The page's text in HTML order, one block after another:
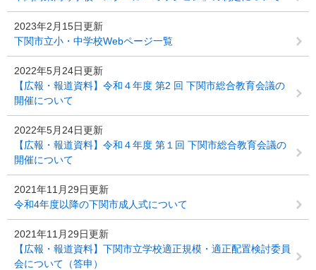
2023年2月15日更新
下関市立小・中学校Webページ一覧
2022年5月24日更新
【広報・報道資料】令和４年度 第2 回 下関市総合教育会議の
開催について
2022年5月24日更新
【広報・報道資料】令和４年度 第１回 下関市総合教育会議の
開催について
2021年11月29日更新
令和4年度以降の下関市成人式について
2021年11月29日更新
【広報・報道資料】下関市立学校適正規模・適正配置検討委員
会について（答申）